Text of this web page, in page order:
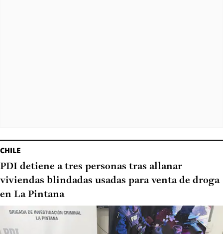
CHILE
PDI detiene a tres personas tras allanar
viviendas blindadas usadas para venta de droga
en La Pintana